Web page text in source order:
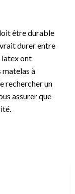
être durable
durer entre
latex ont
matelas à
rechercher un
assurer que